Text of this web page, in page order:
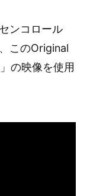
ンコロール
このOriginal
の映像を使用